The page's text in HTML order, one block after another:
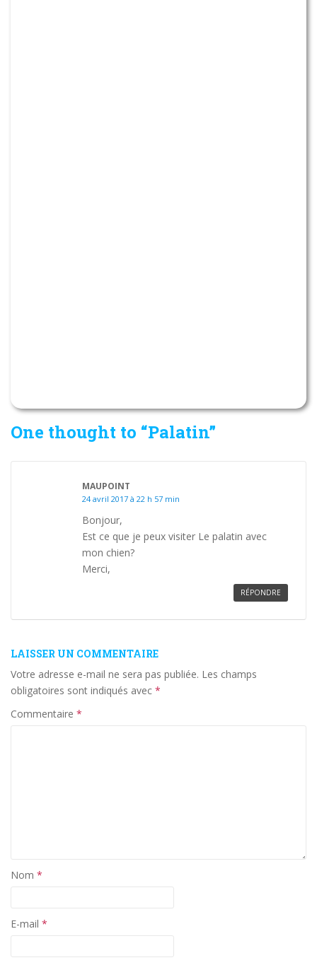
One thought to “Palatin”
MAUPOINT
24 avril 2017 à 22 h 57 min
Bonjour,
Est ce que je peux visiter Le palatin avec
mon chien?
Merci,
RÉPONDRE
LAISSER UN COMMENTAIRE
Votre adresse e-mail ne sera pas publiée. Les champs
obligatoires sont indiqués avec *
Commentaire *
Nom *
E-mail *